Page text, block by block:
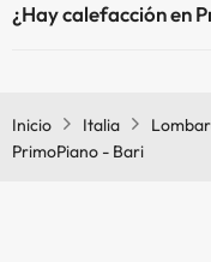
¿Hay calefacción en
Inicio Italia
PrimoPiano - Bari